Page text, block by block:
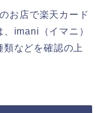
お店で楽天カード
imani（イマニ）
などを確認の上